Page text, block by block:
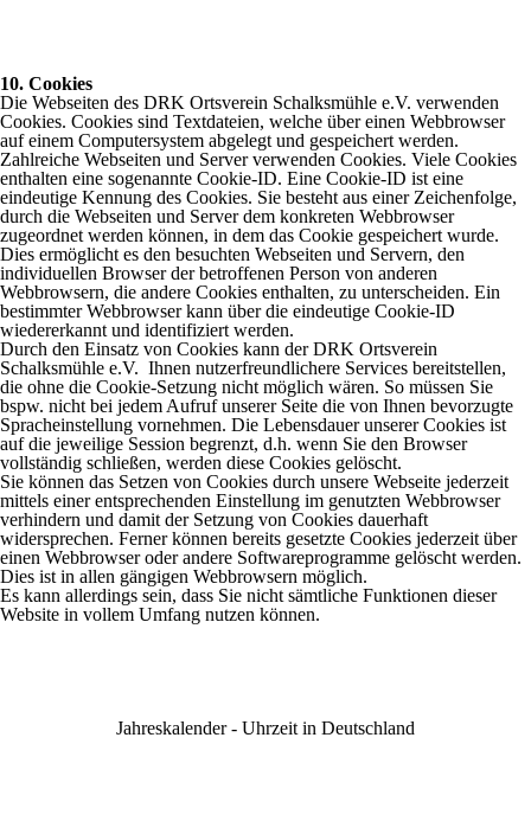
10. Cookies
Die Webseiten des DRK Ortsverein Schalksmühle e.V. verwenden
Cookies. Cookies sind Textdateien, welche über einen Webbrowser
auf einem Computersystem abgelegt und gespeichert werden.
Zahlreiche Webseiten und Server verwenden Cookies. Viele Cookies
enthalten eine sogenannte Cookie-ID. Eine Cookie-ID ist eine
eindeutige Kennung des Cookies. Sie besteht aus einer Zeichenfolge,
durch die Webseiten und Server dem konkreten Webbrowser
zugeordnet werden können, in dem das Cookie gespeichert wurde.
Dies ermöglicht es den besuchten Webseiten und Servern, den
individuellen Browser der betroffenen Person von anderen
Webbrowsern, die andere Cookies enthalten, zu unterscheiden. Ein
bestimmter Webbrowser kann über die eindeutige Cookie-ID
wiedererkannt und identifiziert werden.
Durch den Einsatz von Cookies kann der DRK Ortsverein
Schalksmühle e.V. Ihnen nutzerfreundlichere Services bereitstellen,
die ohne die Cookie-Setzung nicht möglich wären. So müssen Sie
bspw. nicht bei jedem Aufruf unserer Seite die von Ihnen bevorzugte
Spracheinstellung vornehmen. Die Lebensdauer unserer Cookies ist
auf die jeweilige Session begrenzt, d.h. wenn Sie den Browser
vollständig schließen, werden diese Cookies gelöscht.
Sie können das Setzen von Cookies durch unsere Webseite jederzeit
mittels einer entsprechenden Einstellung im genutzten Webbrowser
verhindern und damit der Setzung von Cookies dauerhaft
widersprechen. Ferner können bereits gesetzte Cookies jederzeit über
einen Webbrowser oder andere Softwareprogramme gelöscht werden.
Dies ist in allen gängigen Webbrowsern möglich.
Es kann allerdings sein, dass Sie nicht sämtliche Funktionen dieser
Website in vollem Umfang nutzen können.
Jahreskalender- Uhrzeit in Deutschland